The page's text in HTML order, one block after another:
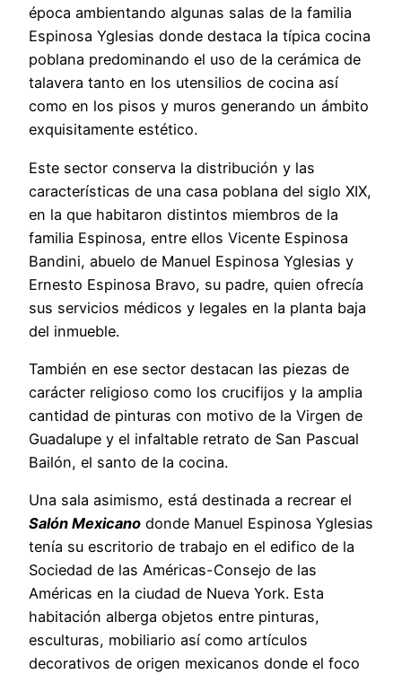
época ambientando algunas salas de la familia
Espinosa Yglesias donde destaca la típica cocina
poblana predominando el uso de la cerámica de
talavera tanto en los utensilios de cocina así
como en los pisos y muros generando un ámbito
exquisitamente estético.
Este sector conserva la distribución y las
características de una casa poblana del siglo XIX,
en la que habitaron distintos miembros de la
familia Espinosa, entre ellos Vicente Espinosa
Bandini, abuelo de Manuel Espinosa Yglesias y
Ernesto Espinosa Bravo, su padre, quien ofrecía
sus servicios médicos y legales en la planta baja
del inmueble.
También en ese sector destacan las piezas de
carácter religioso como los crucifijos y la amplia
cantidad de pinturas con motivo de la Virgen de
Guadalupe y el infaltable retrato de San Pascual
Bailón, el santo de la cocina.
Una sala asimismo, está destinada a recrear el
Salón Mexicano donde Manuel Espinosa Yglesias
tenía su escritorio de trabajo en el edifico de la
Sociedad de las Américas-Consejo de las
Américas en la ciudad de Nueva York. Esta
habitación alberga objetos entre pinturas,
esculturas, mobiliario así como artículos
decorativos de origen mexicanos donde el foco